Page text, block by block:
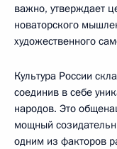
важно, утверждает
новаторского
художественного
Культура России
соединив в себе
народов. Это
мощный
одним из факторов